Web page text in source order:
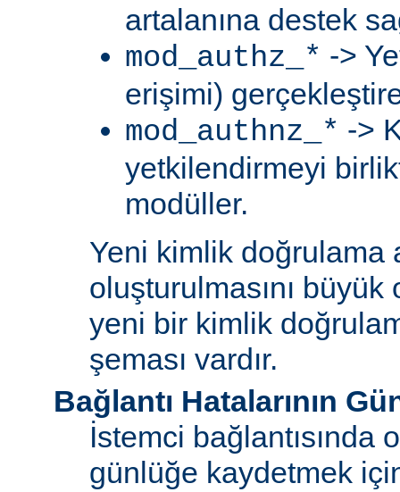
artalanına destek
mod_authz_* ->
erişimi)
mod_authnz_* ->
yetkilendirmeyi
modüller.
Yeni kimlik doğrulama
oluşturulmasını
yeni bir kimlik
şeması vardır.
Bağlantı Hatalarının
İstemci bağlantısında
günlüğe kaydetmek